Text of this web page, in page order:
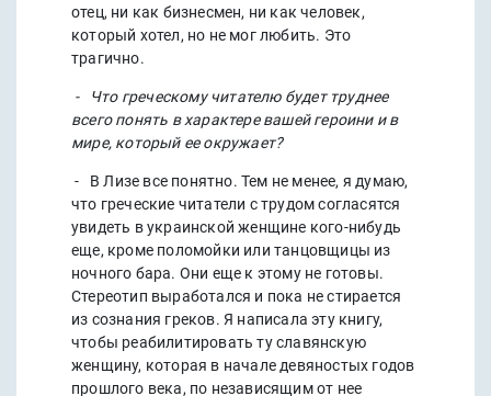
отец, ни как бизнесмен, ни как человек,
который хотел, но не мог любить. Это
трагично.
- Что греческому читателю будет труднее
всего понять в характере вашей героини и в
мире, который ее окружает?
- В Лизе все понятно. Тем не менее, я думаю,
что греческие читатели с трудом согласятся
увидеть в украинской женщине кого-нибудь
еще, кроме поломойки или танцовщицы из
ночного бара. Они еще к этому не готовы.
Стереотип выработался и пока не стирается
из сознания греков. Я написала эту книгу,
чтобы реабилитировать ту славянскую
женщину, которая в начале девяностых годов
прошлого века, по независящим от нее